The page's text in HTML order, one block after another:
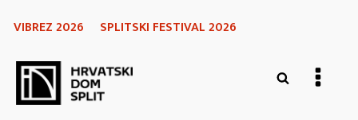
VIBREZ 2026 SPLITSKI FESTIVAL 2026